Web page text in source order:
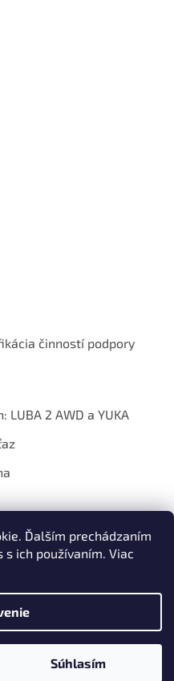
Ďalším prechádzaním
ich používaním. Viac
Súhlasím
činností podpory
2 AWD a YUKA
práva vyhradené.
cookies